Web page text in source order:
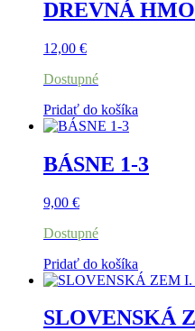
DREVNÁ
12,00 €
Dostupné
Pridať do košíka
BÁSNE 1-3
9,00 €
Dostupné
Pridať do košíka
SLOVENSKÁ